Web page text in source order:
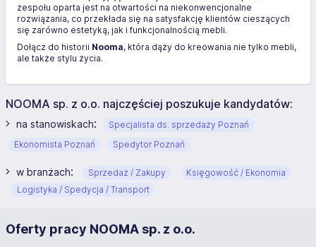
zespołu oparta jest na otwartości na niekonwencjonalne
rozwiązania, co przekłada się na satysfakcję klientów cieszących
się zarówno estetyką, jak i funkcjonalnością mebli.
Dołącz do historii Nooma, która dąży do kreowania nie tylko mebli,
ale także stylu życia.
NOOMA sp. z o.o. najczęściej poszukuje kandydatów:
na stanowiskach:
Specjalista ds. sprzedaży Poznań
Ekonomista Poznań
Spedytor Poznań
w branżach: Sprzedaż / Zakupy
Księgowość / Ekonomia
Logistyka / Spedycja / Transport
Oferty pracy NOOMA sp. z o.o.